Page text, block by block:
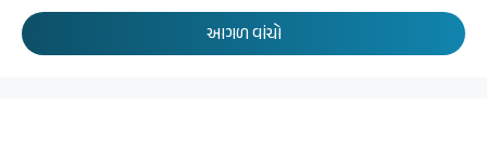
આગળ વાંચો